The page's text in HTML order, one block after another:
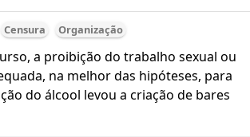
Censura Organização
a proibição do trabalho sexual ou
na melhor das hipóteses, para
do álcool levou a criação de bares